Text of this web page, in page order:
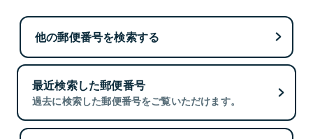
他の郵便番号を検索する
最近検索した郵便番号
過去に検索した郵便番号をご覧いただけます。